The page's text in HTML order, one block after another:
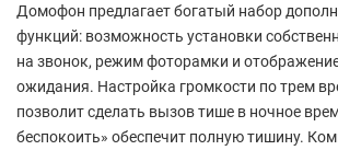
Домофон предлагает богатый набор
функций: возможность установки
на звонок, режим фоторамки и
ожидания. Настройка громкости по трем
позволит сделать вызов тише в ночное
беспокоить» обеспечит полную тишину.